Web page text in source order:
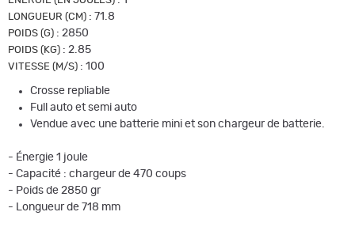
LONGUEUR (CM) : 71.8
POIDS (G) : 2850
POIDS (KG) : 2.85
VITESSE (M/S) : 100
Crosse repliable
Full auto et semi auto
Vendue avec une batterie mini et son chargeur de batterie.
- Énergie 1 joule
- Capacité : chargeur de 470 coups
- Poids de 2850 gr
- Longueur de 718 mm